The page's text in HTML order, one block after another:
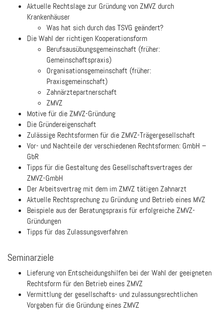
Aktuelle Rechtslage zur Gründung von ZMVZ durch
Krankenhäuser
Was hat sich durch das TSVG geändert?
Die Wahl der richtigen Kooperationsform
Berufsausübungsgemeinschaft (früher:
Gemeinschaftspraxis)
Organisationsgemeinschaft (früher:
Praxisgemeinschaft)
Zahnärztepartnerschaft
ZMVZ
Motive für die ZMVZ-Gründung
Die Gründereigenschaft
Zulässige Rechtsformen für die ZMVZ-Trägergesellschaft
Vor- und Nachteile der verschiedenen Rechtsformen: GmbH –
GbR
Tipps für die Gestaltung des Gesellschaftsvertrages der
ZMVZ-GmbH
Der Arbeitsvertrag mit dem im ZMVZ tätigen Zahnarzt
Aktuelle Rechtsprechung zu Gründung und Betrieb eines MVZ
Beispiele aus der Beratungspraxis für erfolgreiche ZMVZ-
Gründungen
Tipps für das Zulassungsverfahren
Seminarziele
Lieferung von Entscheidungshilfen bei der Wahl der geeigneten
Rechtsform für den Betrieb eines ZMVZ
Vermittlung der gesellschafts- und zulassungsrechtlichen
Vorgaben für die Gründung eines ZMVZ